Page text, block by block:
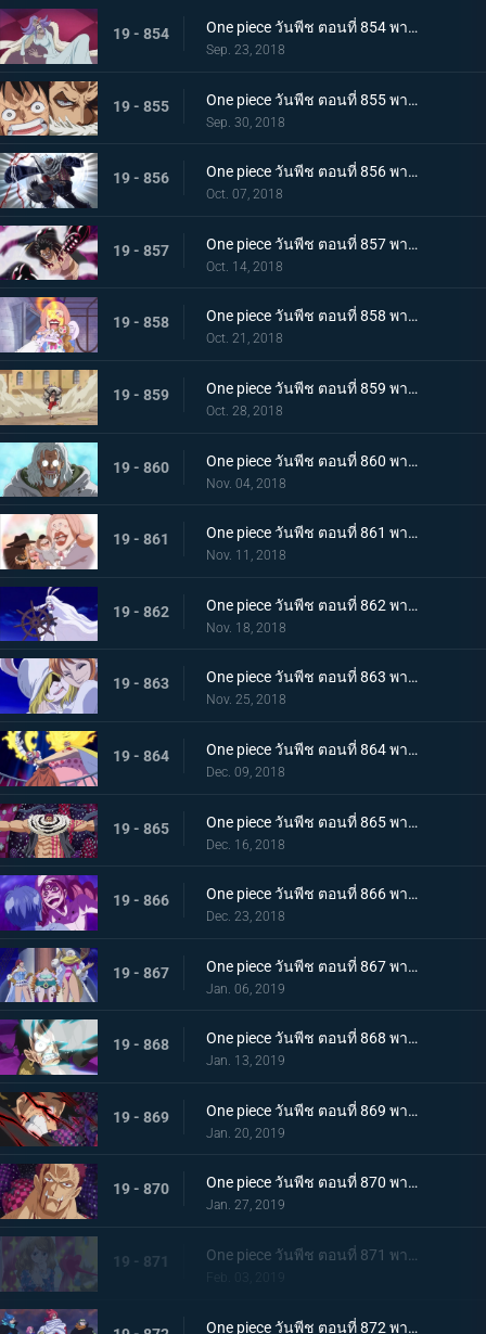
19 - 854 One piece วันพีช ตอนที่ 854 พากย์ไทย การคุกคามของตัวตุ่น ความนิ่ง และการต่อสู้ของลูฟี่
Sep. 23, 2018
19 - 855 One piece วันพีช ตอนที่ 855 พากย์ไทย ศึกตัดสินที่เดิมพันด้วยชีวิต คาตาคุริเริ่มเกรี้ยวกราด!
Sep. 30, 2018
19 - 856 One piece วันพีช ตอนที่ 856 พากย์ไทย ความลับต้องห้าม! เมริเอนด้าของคาตาคุริ!
Oct. 07, 2018
19 - 857 One piece วันพีช ตอนที่ 857 พากย์ไทย การโต้กลับของลูฟี่! จุดอ่อนของคาตาคุริผู้ไร้เทียมทาน
Oct. 14, 2018
19 - 858 One piece วันพีช ตอนที่ 858 พากย์ไทย เข้าตาจนอีกครั้ง! เกียร์ 4 vs โดนัทไร้เทียมทาน!
Oct. 21, 2018
19 - 859 One piece วันพีช ตอนที่ 859 พากย์ไทย ชิฟฟ่อน! ผู้ต่อต้าน แผนการยิ่งใหญ่ในการลำเลียงเค้กของซันจิ
Oct. 28, 2018
19 - 860 One piece วันพีช ตอนที่ 860 พากย์ไทย วิถีลูกผู้ชาย! การตัดสินใจของกัปตันเบจและลูฟี่
Nov. 04, 2018
19 - 861 One piece วันพีช ตอนที่ 861 พากย์ไทย เค้กกำลังจม! ซันจิและเบจในศึกหนีตาย!
Nov. 11, 2018
19 - 862 One piece วันพีช ตอนที่ 862 พากย์ไทย ซูลอง! การกลายร่างครั้งใหญ๋ที่แสนพิศวงของแครอท
Nov. 18, 2018
19 - 863 One piece วันพีช ตอนที่ 863 พากย์ไทย บุกทะลวงเข้าไป! สงครามทางทะเลครั้งใหญ่ของพวกหมวกฟาง
Nov. 25, 2018
19 - 864 One piece วันพีช ตอนที่ 864 พากย์ไทย การปะทะกันระหว่าง! สี่จักรพรรดิ ปะทะ พวกหมวกฟาง!
Dec. 09, 2018
19 - 865 One piece วันพีช ตอนที่ 865 พากย์ไทย เคล็ดลับวิชาจากเรย์ลี่! การพลิกเกมการต่อสู้กับคาตาคุริได้เริ่มขึ้นแล้ว
Dec. 16, 2018
19 - 866 One piece วันพีช ตอนที่ 866 พากย์ไทย ในที่สุดก็กลับมา! ซันจิ ชายผู้หยุดสี่จักรพรรดิ
Dec. 23, 2018
19 - 867 One piece วันพีช ตอนที่ 867 พากย์ไทย ศัตรูในเงามืด! นักลอบสังหารจู่โจมลูฟี่!
Jan. 06, 2019
19 - 868 One piece วันพีช ตอนที่ 868 พากย์ไทย การตัดสินใจของลูกผู้ชาย เดิมพันครั้งใหญ๋ที่แลกด้วยชีวิต
Jan. 13, 2019
19 - 869 One piece วันพีช ตอนที่ 869 พากย์ไทย จงตื่นขึ้นมา! ฮาคิสังเกตการณ์ สู่สุดยอดความแข็งแกร่ง!
Jan. 20, 2019
19 - 870 One piece วันพีช ตอนที่ 870 พากย์ไทย หมัดความเร็วสุดยอด! เกียร์ 4 ใหม่เริ่มทำงาน
Jan. 27, 2019
19 - 871
Feb. 03, 2019
One piece วันพีช ตอนที่ 872 พากย์ไทย เข้าตาจน! กำแพงเหล็กล้อมกรอบลูฟี่!